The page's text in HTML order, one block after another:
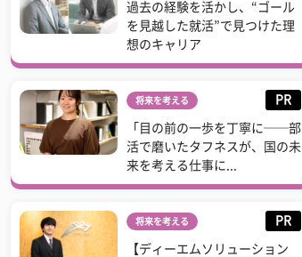
過去の経験を活かし、“ゴール
を見越した就活”で見つけた理
想のキャリア
将来を考える PR
「目の前の一歩を丁寧に──部
活で磨いたタフネスが、国の未
来を考える仕事に...
将来を考える PR
【ディーエムソリューション